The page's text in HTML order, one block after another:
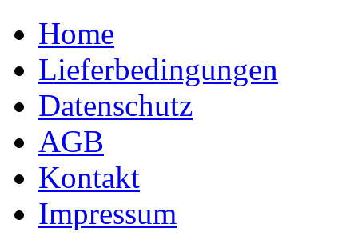
Home
Lieferbedingungen
Datenschutz
AGB
Kontakt
Impressum